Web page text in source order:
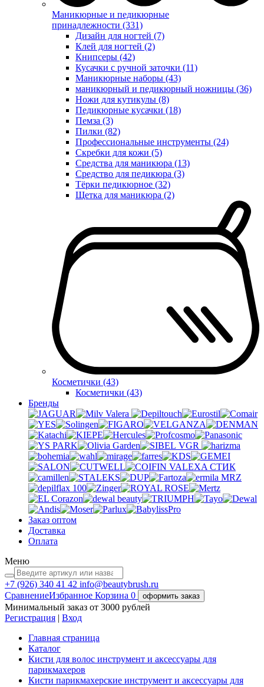
Маникюрные и педикюрные
принадлежности (331)
Дизайн для ногтей (7)
Клей для ногтей (2)
Книпсеры (42)
Кусачки с ручной заточки (11)
Маникюрные наборы (43)
маникюрный и педикюрный ножницы (36)
Ножи для кутикулы (8)
Педикюрные кусачки (18)
Пемза (3)
Пилки (82)
Профессиональные инструменты (24)
Скребки для кожи (5)
Средства для маникюра (13)
Средство для педикюра (3)
Тёрки педикюрное (32)
Щетка для маникюра (2)
Косметички (43)
Косметички (43)
Бренды
Valera
VGR
VALEXA СТИК
MRZ
Заказ оптом
Доставка
Оплата
Меню
+7 (926) 340 41 42 info@beautybrush.ru
СравнениеИзбранное Корзина 0 оформить заказ
Минимальный заказ от 3000 рублей
Регистрация | Вход
Главная страница
Каталог
Кисти для волос инструмент и аксессуары для
парикмахеров
Кисти парикмахерские инструмент и аксессуары для